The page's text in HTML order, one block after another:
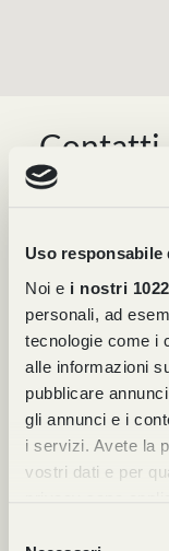
Uso responsabile
Noi e i nostri
personali, ad
tecnologie come i
alle informazioni
pubblicare
gli annunci e i
i servizi. Avete la
vostri dati e per
Contatti
24060 Castelli
Tel. +39 035
Fax+39 035